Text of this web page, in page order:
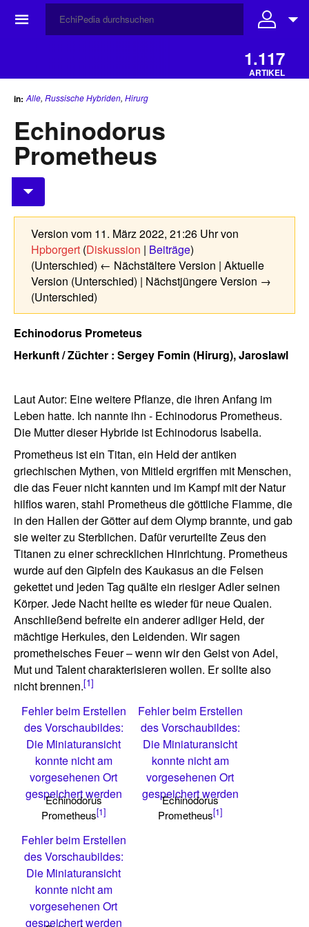
☰
1.117
ARTIKEL
in: Alle, Russische Hybriden, Hirurg
Echinodorus
Prometheus
Version vom 11. März 2022, 21:26 Uhr von
Hpborgert (Diskussion | Beiträge)
(Unterschied) ← Nächstältere Version | Aktuelle
Version (Unterschied) | Nächstjüngere Version →
(Unterschied)
Echinodorus Prometeus
Herkunft / Züchter : Sergey Fomin (Hirurg), Jaroslawl
Laut Autor: Eine weitere Pflanze, die ihren Anfang im
Leben hatte. Ich nannte ihn - Echinodorus Prometheus.
Die Mutter dieser Hybride ist Echinodorus Isabella.
Prometheus ist ein Titan, ein Held der antiken
griechischen Mythen, von Mitleid ergriffen mit Menschen,
die das Feuer nicht kannten und im Kampf mit der Natur
hilflos waren, stahl Prometheus die göttliche Flamme, die
in den Hallen der Götter auf dem Olymp brannte, und gab
sie weiter zu Sterblichen. Dafür verurteilte Zeus den
Titanen zu einer schrecklichen Hinrichtung. Prometheus
wurde auf den Gipfeln des Kaukasus an die Felsen
gekettet und jeden Tag quälte ein riesiger Adler seinen
Körper. Jede Nacht heilte es wieder für neue Qualen.
Anschließend befreite ein anderer adliger Held, der
mächtige Herkules, den Leidenden. Wir sagen
prometheisches Feuer – wenn wir den Geist von Adel,
Mut und Talent charakterisieren wollen. Er sollte also
nicht brennen.[1]
Fehler beim Erstellen
des Vorschaubildes:
Die Miniaturansicht
konnte nicht am
vorgesehenen Ort
gespeichert werden
Echinodorus
Prometheus[1]
Fehler beim Erstellen
des Vorschaubildes:
Die Miniaturansicht
konnte nicht am
vorgesehenen Ort
gespeichert werden
Echinodorus
Prometheus[1]
Fehler beim Erstellen
des Vorschaubildes:
Die Miniaturansicht
konnte nicht am
vorgesehenen Ort
gespeichert werden